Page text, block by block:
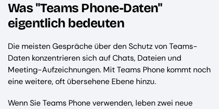
Was "Teams Phone-Daten"
eigentlich bedeuten
Die meisten Gespräche über den Schutz von Teams-
Daten konzentrieren sich auf Chats, Dateien und
Meeting-Aufzeichnungen. Mit Teams Phone kommt noch
eine weitere, oft übersehene Ebene hinzu.
Wenn Sie Teams Phone verwenden, leben zwei neue